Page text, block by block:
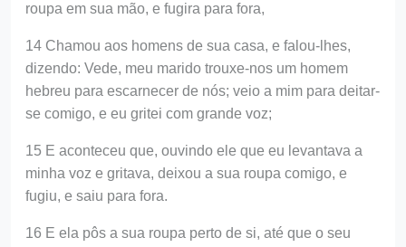
roupa em sua mão, e fugira para fora,
14 Chamou aos homens de sua casa, e falou-lhes,
dizendo: Vede, meu marido trouxe-nos um homem
hebreu para escarnecer de nós; veio a mim para deitar-
se comigo, e eu gritei com grande voz;
15 E aconteceu que, ouvindo ele que eu levantava a
minha voz e gritava, deixou a sua roupa comigo, e
fugiu, e saiu para fora.
16 E ela pôs a sua roupa perto de si, até que o seu